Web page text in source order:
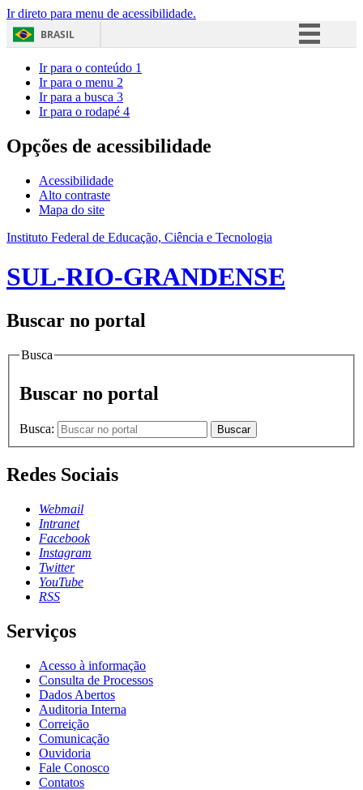
Ir direto para menu de acessibilidade.
BRASIL
Acesso à informação
Ir para o conteúdo 1
Ir para o menu 2
Ir para a busca 3
Ir para o rodapé 4
Opções de acessibilidade
Acessibilidade
Alto contraste
Mapa do site
Instituto Federal de Educação, Ciência e Tecnologia
SUL-RIO-GRANDENSE
Buscar no portal
Busca
Buscar no portal
Busca: Buscar
Redes Sociais
Webmail
Intranet
Facebook
Instagram
Twitter
YouTube
RSS
Serviços
Acesso à informação
Consulta de Processos
Dados Abertos
Auditoria Interna
Correição
Comunicação
Ouvidoria
Fale Conosco
Contatos